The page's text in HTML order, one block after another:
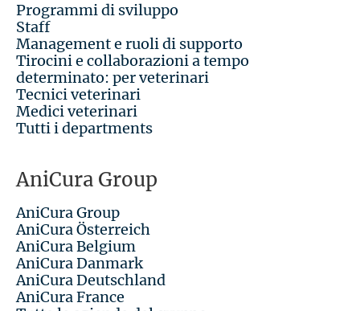
Programmi di sviluppo
Staff
Management e ruoli di supporto
Tirocini e collaborazioni a tempo
determinato: per veterinari
Tecnici veterinari
Medici veterinari
Tutti i departments
AniCura Group
AniCura Group
AniCura Österreich
AniCura Belgium
AniCura Danmark
AniCura Deutschland
AniCura France